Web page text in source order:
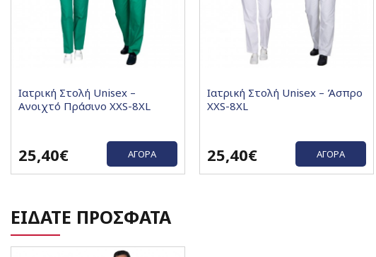
Ιατρική Στολή Unisex –
Ανοιχτό Πράσινο XXS-8XL
25,40€ ΑΓΟΡΆ
Ιατρική Στολή Unisex – Άσπρο
XXS-8XL
25,40€ ΑΓΟΡΆ
ΕΙΔΑΤΕ ΠΡΟΣΦΑΤΑ